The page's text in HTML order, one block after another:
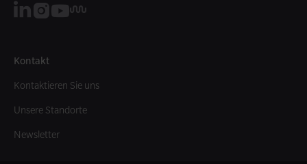
Kontakt
Kontaktieren Sie uns
Unsere Standorte
Newsletter